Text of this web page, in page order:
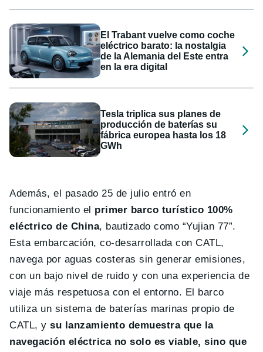
El Trabant vuelve como coche
eléctrico barato: la nostalgia
de la Alemania del Este entra
en la era digital
Tesla triplica sus planes de
producción de baterías su
fábrica europea hasta los 18
GWh
Además, el pasado 25 de julio entró en
funcionamiento el primer barco turístico 100%
eléctrico de China, bautizado como “Yujian 77”.
Esta embarcación, co-desarrollada con CATL,
navega por aguas costeras sin generar emisiones,
con un bajo nivel de ruido y con una experiencia de
viaje más respetuosa con el entorno. El barco
utiliza un sistema de baterías marinas propio de
CATL, ysu lanzamiento demuestra que la
navegación eléctrica no solo es viable, sino que